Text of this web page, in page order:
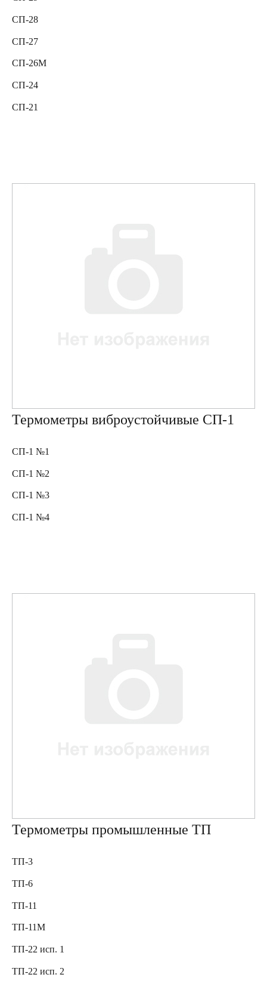
СП-28
СП-27
СП-26М
СП-24
СП-21
Термометры виброустойчивые СП-1
СП-1 №1
СП-1 №2
СП-1 №3
СП-1 №4
Термометры промышленные ТП
ТП-3
ТП-6
ТП-11
ТП-11М
ТП-22 исп. 1
ТП-22 исп. 2